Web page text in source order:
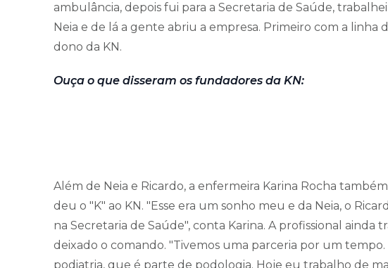
ambulância, depois fui para a Secretaria de Saúde,
Neia e de lá a gente abriu a empresa. Primeiro com a linha
dono da KN.
Ouça o que disseram os fundadores da KN:
Além de Neia e Ricardo, a enfermeira Karina Rocha
deu o "K" ao KN. "Esse era um sonho meu e da Neia, o
na Secretaria de Saúde", conta Karina. A profissional ainda
deixado o comando. "Tivemos uma parceria por um
podiatria, que é parte de podologia. Hoje eu trabalho de